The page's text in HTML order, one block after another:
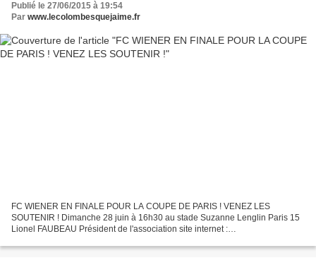
Publié le 27/06/2015 à 19:54
Par www.lecolombesquejaime.fr
FC WIENER EN FINALE POUR LA COUPE DE PARIS ! VENEZ LES
SOUTENIR ! Dimanche 28 juin à 16h30 au stade Suzanne Lenglin Paris 15
Lionel FAUBEAU Président de l'association site internet :